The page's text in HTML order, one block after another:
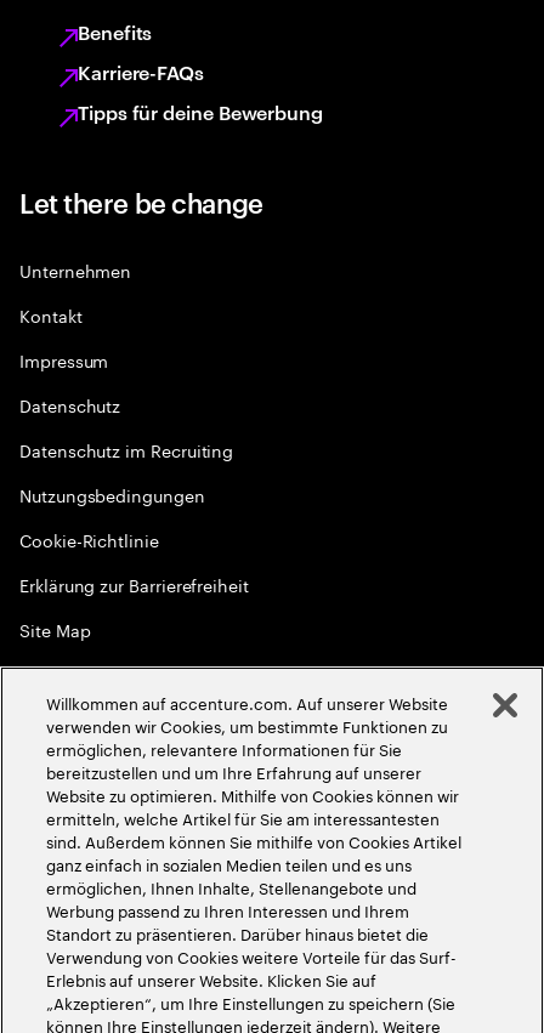
Benefits
Karriere-FAQs
Tipps für deine Bewerbung
Let there be change
Unternehmen
Kontakt
Impressum
Datenschutz
Datenschutz im Recruiting
Nutzungsbedingungen
Cookie-Richtlinie
Erklärung zur Barrierefreiheit
Site Map
Globale Meritokratie
2026Accenture. Alle Rechte vorbehalten
Willkommen auf accenture.com. Auf unserer Website
verwenden wir Cookies, um bestimmte Funktionen zu
ermöglichen, relevantere Informationen für Sie
bereitzustellen und um Ihre Erfahrung auf unserer
Website zu optimieren. Mithilfe von Cookies können wir
ermitteln, welche Artikel für Sie am interessantesten
sind. Außerdem können Sie mithilfe von Cookies Artikel
ganz einfach in sozialen Medien teilen und es uns
ermöglichen, Ihnen Inhalte, Stellenangebote und
Werbung passend zu Ihren Interessen und Ihrem
Standort zu präsentieren. Darüber hinaus bietet die
Verwendung von Cookies weitere Vorteile für das Surf-
Erlebnis auf unserer Website. Klicken Sie auf
„Akzeptieren“, um Ihre Einstellungen zu speichern (Sie
können Ihre Einstellungen jederzeit ändern). Weitere